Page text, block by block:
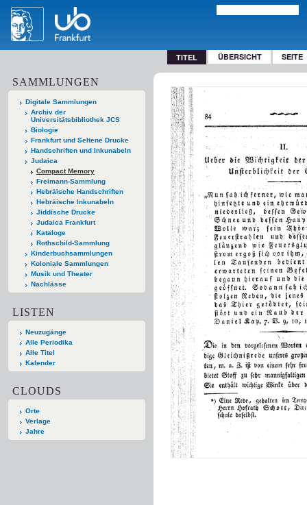
TITEL ÜBERSICHT SEITE
SAMMLUNGEN
Digitale Sammlungen
Archiv der
Universitätsbibliothek JCS
Biologie
Frankfurt und Seltene Drucke
Handschriften und Inkunabeln
Judaica
Compact Memory
Freimann-Sammlung
Hebräische Handschriften
Hebräische Inkunabeln
Jiddische Drucke
Judaica Frankfurt
Kataloge
Rothschild-Sammlung
Kinderbuchsammlungen
Koloniale Sammlungen
Musik und Theater
Nachlässe
LISTEN
Neuzugänge
Alle Periodika
Alle Titel
Kalender
CLOUDS
Orte
Verlage
Jahre